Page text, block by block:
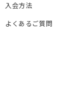
入会方法
よくあるご質問